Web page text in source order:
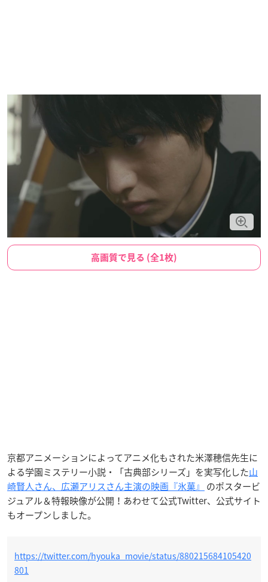
高画質で見る (全1枚)
京都アニメーションによってアニメ化もされた米澤穂信先生に
よる学園ミステリー小説・「古典部シリーズ」を実写化した山
崎賢人さん、広瀬アリスさん主演の映画『氷菓』 のポスタービ
ジュアル＆特報映像が公開！あわせて公式Twitter、公式サイト
もオープンしました。
https://twitter.com/hyouka_movie/status/880215684105420
801